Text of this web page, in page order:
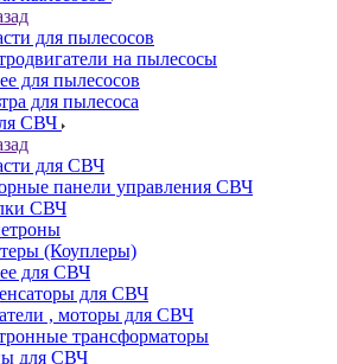
для пылесосов
на пылесосы
для пылесосов
для пылесоса
СВЧ
для СВЧ
панели управления СВЧ
СВЧ
(Коуплеры)
для СВЧ
для СВЧ
, моторы для СВЧ
трансформаторы
для СВЧ